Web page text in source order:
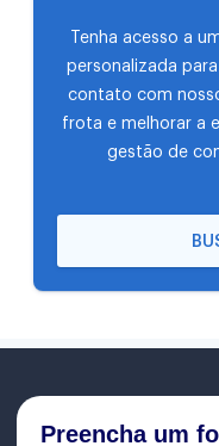
Tenha acesso a
personalizada
contato com
frota e melhorar a
gestão de